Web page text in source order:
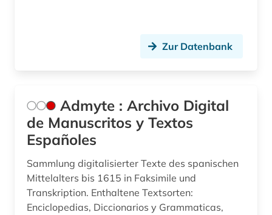
buchstabe (1)
buchwesen (1)
buchwissenschaft (1)
buddhismus (1)
Zur Datenbank
Admyte : Archivo Digital
de Manuscritos y Textos
Españoles
Sammlung digitalisierter Texte des spanischen
Mittelalters bis 1615 in Faksimile und
Transkription. Enthaltene Textsorten:
Enciclopedias, Diccionarios y Grammaticas,